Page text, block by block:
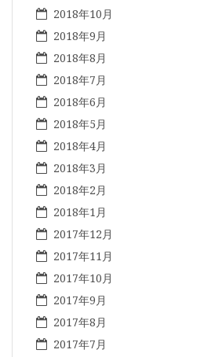
2018年10月
2018年9月
2018年8月
2018年7月
2018年6月
2018年5月
2018年4月
2018年3月
2018年2月
2018年1月
2017年12月
2017年11月
2017年10月
2017年9月
2017年8月
2017年7月